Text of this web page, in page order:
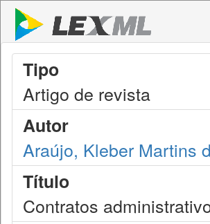
Tipo
Artigo de revista
Autor
Araújo, Kleber Martins
Título
Contratos